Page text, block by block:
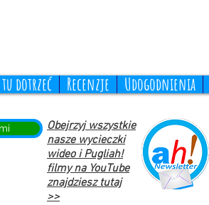
tu dotrzeć Recenzje Udogodnienia
Obejrzyj wszystkie
nasze wycieczki
wideo i Pugliah!
filmy na YouTube
znajdziesz tutaj
>>